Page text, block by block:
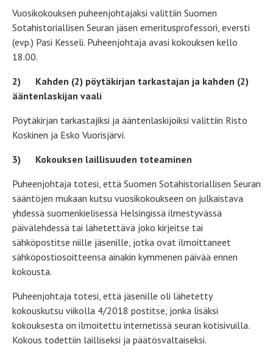
Vuosikokouksen puheenjohtajaksi valittiin Suomen
Sotahistoriallisen Seuran jäsen emeritusprofessori, eversti
(evp.) Pasi Kesseli. Puheenjohtaja avasi kokouksen kello
18.00.
2) Kahden (2) pöytäkirjan tarkastajan ja kahden (2)
ääntenlaskijan vaali
Pöytäkirjan tarkastajiksi ja ääntenlaskijoiksi valittiin Risto
Koskinen ja Esko Vuorisjärvi.
3) Kokouksen laillisuuden toteaminen
Puheenjohtaja totesi, että Suomen Sotahistoriallisen Seuran
sääntöjen mukaan kutsu vuosikokoukseen on julkaistava
yhdessä suomenkielisessä Helsingissä ilmestyvässä
päivälehdessä tai lähetettävä joko kirjeitse tai
sähköpostitse niille jäsenille, jotka ovat ilmoittaneet
sähköpostiosoitteensa ainakin kymmenen päivää ennen
kokousta.
Puheenjohtaja totesi, että jäsenille oli lähetetty
kokouskutsu viikolla 4/2018 postitse, jonka lisäksi
kokouksesta on ilmoitettu internetissä seuran kotisivuilla.
Kokous todettiin lailliseksi ja päätösvaltaiseksi.